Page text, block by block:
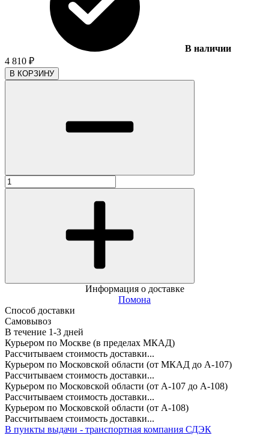
В наличии
4 810 ₽
В КОРЗИНУ
Информация о доставке
Помона
Способ доставки
Самовывоз
В течение 1-3 дней
Курьером по Москве (в пределах МКАД)
Рассчитываем стоимость доставки...
Курьером по Московской области (от МКАД до А-107)
Рассчитываем стоимость доставки...
Курьером по Московской области (от А-107 до А-108)
Рассчитываем стоимость доставки...
Курьером по Московской области (от А-108)
Рассчитываем стоимость доставки...
В пункты выдачи - транспортная компания СДЭК